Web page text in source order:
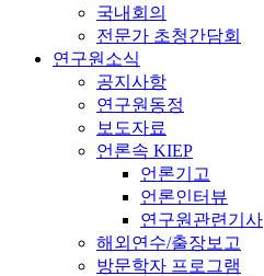
국내회의
전문가 초청간담회
연구원소식
공지사항
연구원동정
보도자료
언론속 KIEP
언론기고
언론인터뷰
연구원관련기사
해외연수/출장보고
방문학자 프로그램